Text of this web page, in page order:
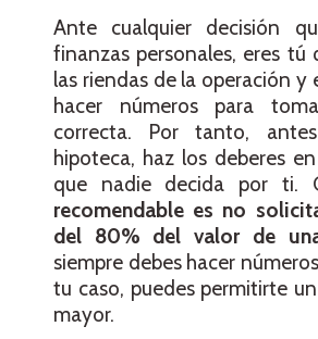
Ante cualquier decisión
finanzas personales, eres tú
las riendas de la operación y
hacer números para
correcta. Por tanto,
hipoteca, haz los deberes
que nadie decida por ti.
recomendable es no
del 80% del valor de
siempre debes hacer
tu caso, puedes permitirte
mayor.